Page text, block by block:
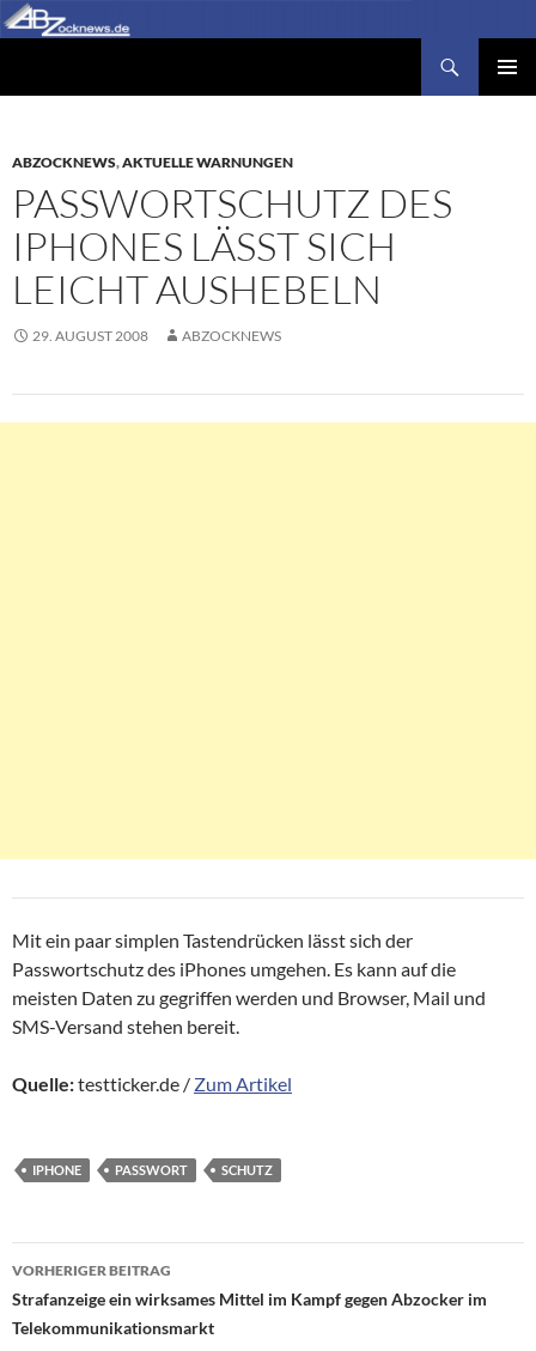
Zum
Inhalt
ABZOCKNEWS,AKTUELLE WARNUNGEN
PASSWORTSCHUTZ DES
IPHONES LÄSST SICH
LEICHT AUSHEBELN
29. AUGUST 2008 ABZOCKNEWS
Mit ein paar simplen Tastendrücken lässt sich der
Passwortschutz des iPhones umgehen. Es kann auf die
meisten Daten zu gegriffen werden und Browser, Mail und
SMS-Versand stehen bereit.
Quelle:testticker.de / Zum Artikel
IPHONE PASSWORT SCHUTZ
Beitragsnavigation
VORHERIGER BEITRAG
Strafanzeige ein wirksames Mittel im Kampf gegen Abzocker im
Telekommunikationsmarkt